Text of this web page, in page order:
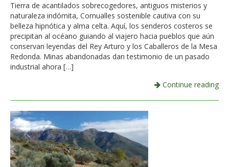
Tierra de acantilados sobrecogedores, antiguos misterios y
naturaleza indómita, Cornualles sostenible cautiva con su
belleza hipnótica y alma celta. Aquí, los senderos costeros se
precipitan al océano guiando al viajero hacia pueblos que aún
conservan leyendas del Rey Arturo y los Caballeros de la Mesa
Redonda. Minas abandonadas dan testimonio de un pasado
industrial ahora […]
Continue reading